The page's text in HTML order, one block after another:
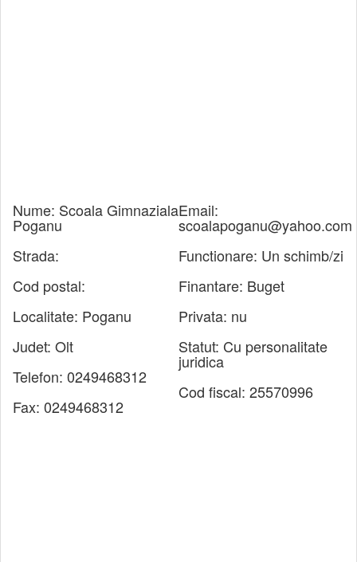
Nume: Scoala Gimnaziala
Poganu
Strada:
Cod postal:
Localitate: Poganu
Judet: Olt
Telefon: 0249468312
Fax: 0249468312
Email:
scoalapoganu@yahoo.com
Functionare: Un schimb/zi
Finantare: Buget
Privata: nu
Statut: Cu personalitate
juridica
Cod fiscal: 25570996